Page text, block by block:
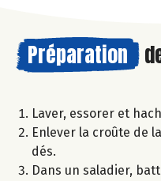
Préparation
Laver, essorer et
Enlever la croûte de
dés.
Dans un saladier,